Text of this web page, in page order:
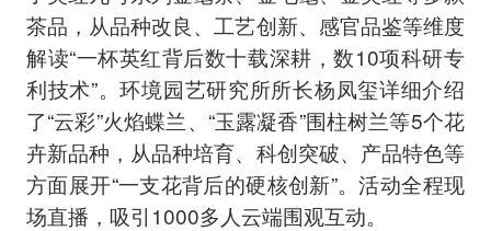
茶品，从品种改良、工艺创新、感官品鉴等维度
解读“一杯英红背后数十载深耕，数10项科研专
利技术”。环境园艺研究所所长杨凤玺详细介绍
了“云彩”火焰蝶兰、“玉露凝香”围柱树兰等5个花
卉新品种，从品种培育、科创突破、产品特色等
方面展开“一支花背后的硬核创新”。活动全程现
场直播，吸引1000多人云端围观互动。